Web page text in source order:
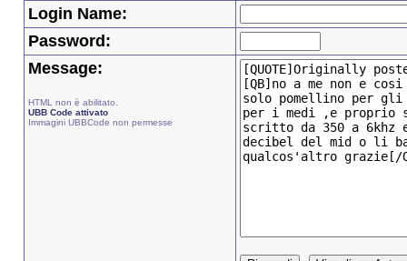
Login Name:
Password:
Message:
HTML non è abilitato.
UBB Code attivato
Immagini UBBCode non permesse